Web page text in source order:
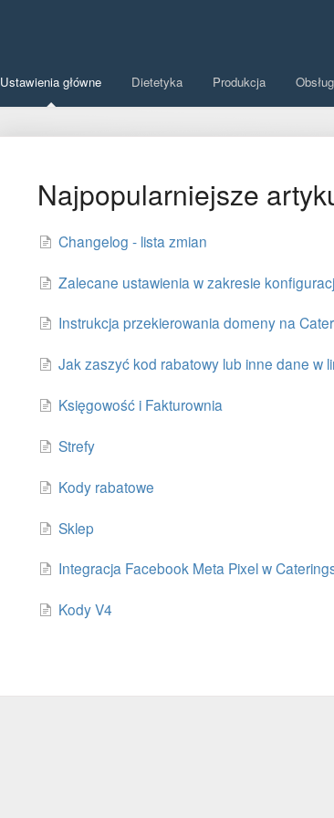
Ustawienia główne Dietetyka Produkcja
Najpopularniejsze
Changelog - lista zmian
Zalecane ustawienia w zakresie
Instrukcja przekierowania domeny na
Jak zaszyć kod rabatowy lub inne dane w
Księgowość i Fakturownia
Strefy
Kody rabatowe
Sklep
Integracja Facebook Meta Pixel w
Kody V4